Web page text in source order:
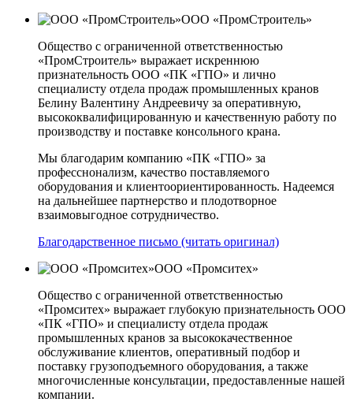
ООО «ПромСтроитель»
Общество с ограниченной ответственностью
«ПромСтроитель» выражает искреннюю
признательность ООО «ПК «ГПО» и лично
специалисту отдела продаж промышленных кранов
Белину Валентину Андреевичу за оперативную,
высококвалифицированную и качественную работу по
производству и поставке консольного крана.
Мы благодарим компанию «ПК «ГПО» за
професснонализм, качество поставляемого
оборудования и клиентоориентированность. Надеемся
на дальнейшее партнерство и плодотворное
взаимовыгодное сотрудничество.
Благодарственное письмо (читать оригинал)
ООО «Промситех»
Общество с ограниченной ответственностью
«Промситех» выражает глубокую признательность ООО
«ПК «ГПО» и специалисту отдела продаж
промышленных кранов за высококачественное
обслуживание клиентов, оперативный подбор и
поставку грузоподъемного оборудования, а также
многочисленные консультации, предоставленные нашей
компании.